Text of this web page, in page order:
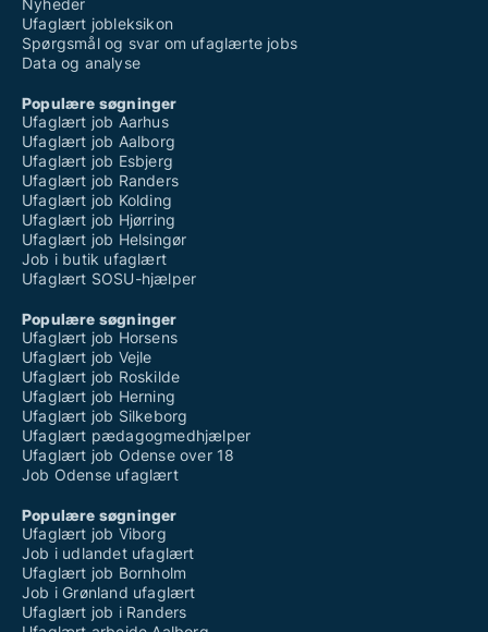
Nyheder
Ufaglært jobleksikon
Spørgsmål og svar om ufaglærte jobs
Data og analyse
Populære søgninger
Ufaglært job Aarhus
Ufaglært job Aalborg
Ufaglært job Esbjerg
Ufaglært job Randers
Ufaglært job Kolding
Ufaglært job Hjørring
Ufaglært job Helsingør
Job i butik ufaglært
Ufaglært SOSU-hjælper
Populære søgninger
Ufaglært job Horsens
Ufaglært job Vejle
Ufaglært job Roskilde
Ufaglært job Herning
Ufaglært job Silkeborg
Ufaglært pædagogmedhjælper
Ufaglært job Odense over 18
Job Odense ufaglært
Populære søgninger
Ufaglært job Viborg
Job i udlandet ufaglært
Ufaglært job Bornholm
Job i Grønland ufaglært
Ufaglært job i Randers